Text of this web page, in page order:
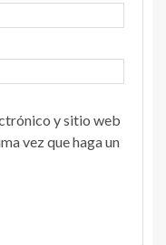
y sitio web
vez que haga un